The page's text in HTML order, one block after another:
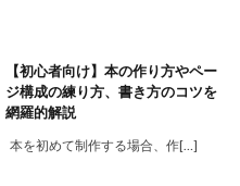
【初心者向け】本の作り方やペー
ジ構成の練り方、書き方のコツを
網羅的解説
本を初めて制作する場合、作[…]